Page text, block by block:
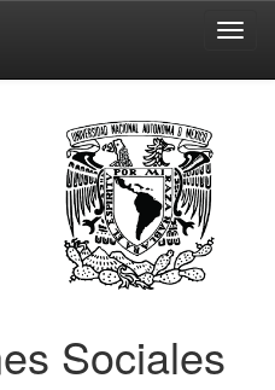
Sociales